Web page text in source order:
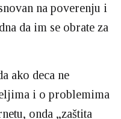
na poverenju i
da im se obrate za
ako deca ne
i o problemima
onda „zaštita